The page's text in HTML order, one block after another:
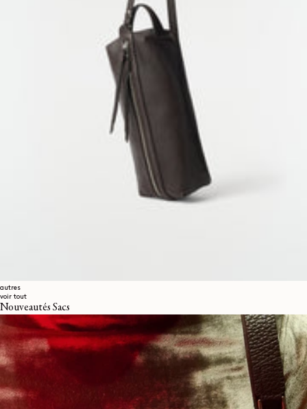
autres
voir tout
Nouveautés Sacs